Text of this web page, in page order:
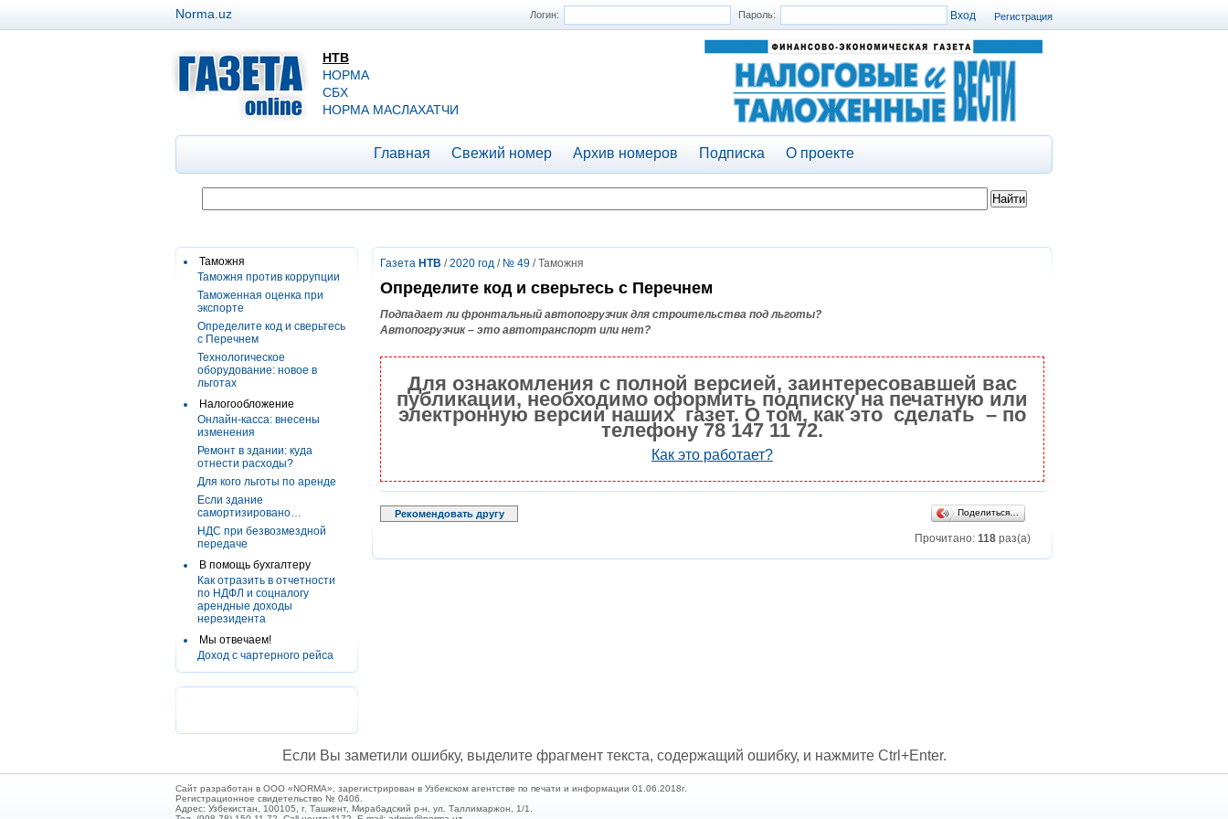
Регистрация
Логин: Пароль:
Norma.uz
НТВ
НОРМА
СБХ
НОРМА МАСЛАХАТЧИ
Главная Свежий номер Архив номеров Подписка О проекте
Таможня
Таможня против коррупции
Таможенная оценка при
экспорте
Определите код и сверьтесь
с Перечнем
Технологическое
оборудование: новое в
льготах
Налогообложение
Онлайн-касса: внесены
изменения
Ремонт в здании: куда
отнести расходы?
Для кого льготы по аренде
Если здание
самортизировано…
НДС при безвозмездной
передаче
В помощь бухгалтеру
Как отразить в отчетности
по НДФЛ и соцналогу
арендные доходы
нерезидента
Мы отвечаем!
Доход с чартерного рейса
Газета НТВ /2020 год / № 49 / Таможня
Определите код и сверьтесь с Перечнем
Подпадает ли фронтальный автопогрузчик для строительства под льготы?
Автопогрузчик – это автотранспорт или нет?
Для ознакомления с полной версией, заинтересовавшей вас
публикации, необходимо оформить подписку на печатную или
электронную версии наших газет. О том, как это сделать – по
телефону 78 147 11 72.
Как это работает?
Рекомендовать другу Поделиться…
Прочитано: 118 раз(а)
Если Вы заметили ошибку, выделите фрагмент текста, содержащий ошибку, и нажмите Ctrl+Enter.
Сайт разработан в ООО «NORMA», зарегистрирован в Узбекском агентстве по печати и информации 01.06.2018г.
Регистрационное свидетельство № 0406.
Адрес: Узбекистан, 100105, г. Ташкент, Мирабадский р-н, ул. Таллимаржон, 1/1.